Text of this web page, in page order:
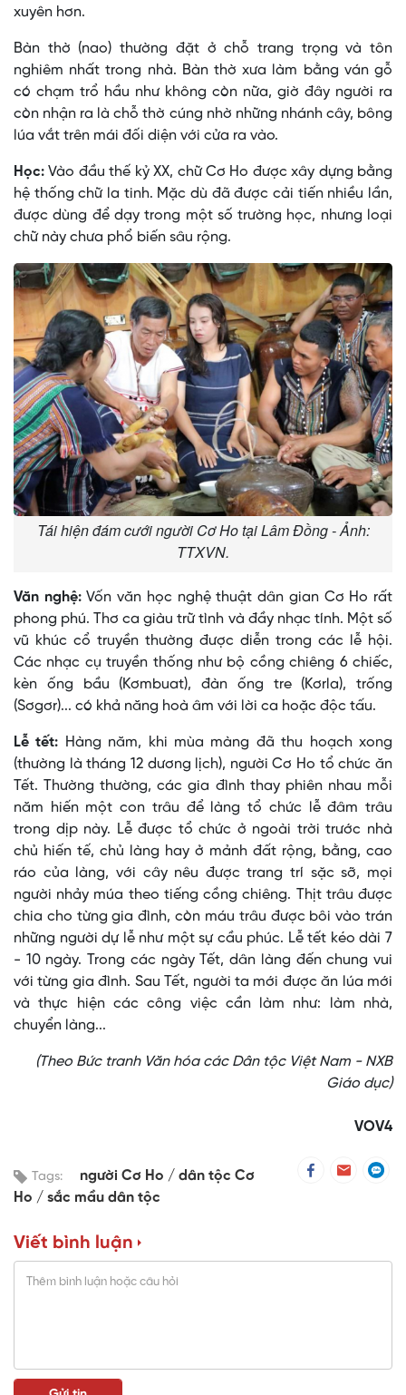
xuyên hơn.
Bàn thờ (nao) thường đặt ở chỗ trang trọng và tôn
nghiêm nhất trong nhà. Bàn thờ xưa làm bằng ván gỗ
có chạm trổ hầu như không còn nữa, giờ đây người ra
còn nhận ra là chỗ thờ cúng nhờ những nhánh cây, bông
lúa vắt trên mái đối diện với cửa ra vào.
Học:Vào đầu thế kỷ XX, chữ Cơ Ho được xây dựng bằng
hệ thống chữ la tinh. Mặc dù đã được cải tiến nhiều lần,
được dùng để dạy trong một số trường học, nhưng loại
chữ này chưa phổ biến sâu rộng.
Tái hiện đám cưới người Cơ Ho tại Lâm Đồng - Ảnh:
TTXVN.
Văn nghệ:Vốn văn học nghệ thuật dân gian Cơ Ho rất
phong phú. Thơ ca giàu trữ tình và đầy nhạc tính. Một số
vũ khúc cổ truyền thường được diễn trong các lễ hội.
Các nhạc cụ truyền thống như bộ cồng chiêng 6 chiếc,
kèn ống bầu (Kơmbuat), đàn ống tre (Kơrla), trống
(Sơgơr)... có khả năng hoà âm với lời ca hoặc độc tấu.
Lễ tết: Hàng năm, khi mùa màng đã thu hoạch xong
(thường là tháng 12 dương lịch), người Cơ Ho tổ chức ăn
Tết. Thường thường, các gia đình thay phiên nhau mỗi
năm hiến một con trâu để làng tổ chức lễ đâm trâu
trong dịp này. Lễ được tổ chức ở ngoài trời trước nhà
chủ hiến tế, chủ làng hay ở mảnh đất rộng, bằng, cao
ráo của làng, với cây nêu được trang trí sặc sỡ, mọi
người nhảy múa theo tiếng cồng chiêng. Thịt trâu được
chia cho từng gia đình, còn máu trâu được bôi vào trán
những người dự lễ như một sự cầu phúc. Lễ tết kéo dài 7
- 10 ngày. Trong các ngày Tết, dân làng đến chung vui
với từng gia đình. Sau Tết, người ta mới được ăn lúa mới
và thực hiện các công việc cần làm như: làm nhà,
chuyển làng...
(Theo Bức tranh Văn hóa các Dân tộc Việt Nam - NXB
Giáo dục)
VOV4
Tags: người Cơ Ho
dân tộc Cơ
Ho
sắc mầu dân tộc
Viết bình luận